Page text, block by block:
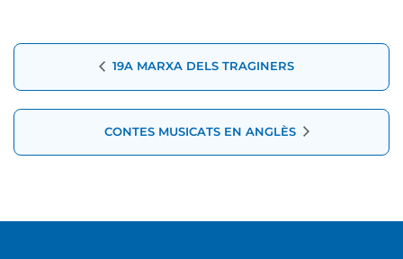
Navegació
d'Esdeveniment
19A MARXA DELS TRAGINERS
CONTES MUSICATS EN ANGLÈS